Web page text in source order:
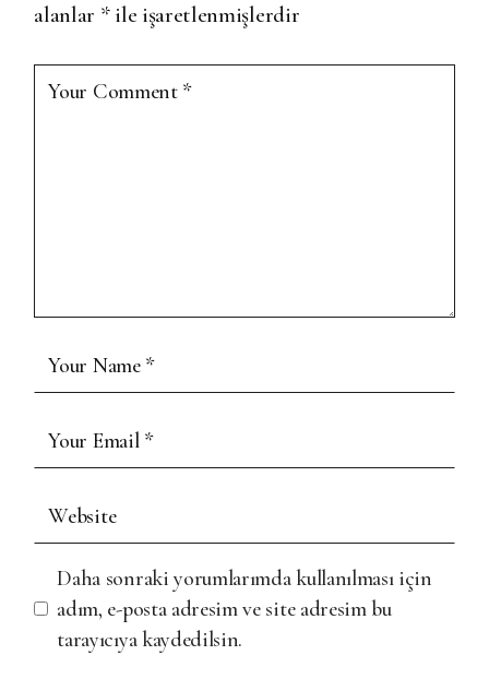
alanlar *ile işaretlenmişlerdir
Daha sonraki yorumlarımda kullanılması için
adım, e-posta adresim ve site adresim bu
tarayıcıya kaydedilsin.